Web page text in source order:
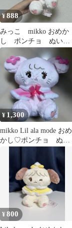
¥888
みっこ mikko おめか
し ポンチョ ぬいぐ
るみ マスコット ム
ース
¥ 1,300
mikko Lil ala mode おめ
かし♡ポンチョ ぬい
¥800